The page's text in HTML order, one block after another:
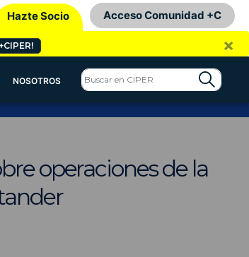
Hazte Socio Acceso Comunidad +C
×
NOSOTROS
operaciones de la